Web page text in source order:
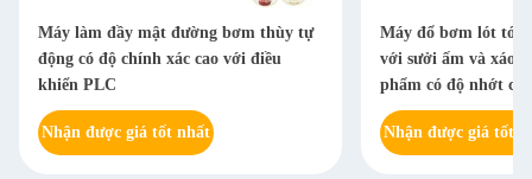
Máy làm đầy mật đường bơm thùy tự
động có độ chính xác cao với điều
khiển PLC
Nhận được giá tốt nhất
Máy đổ bơm lót tóc
với sưởi ấm và xáo
phẩm có độ nhớt cao
Nhận được giá tốt